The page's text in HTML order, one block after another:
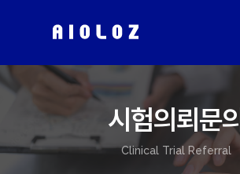
시험의뢰문의
Clinical Trial Referral